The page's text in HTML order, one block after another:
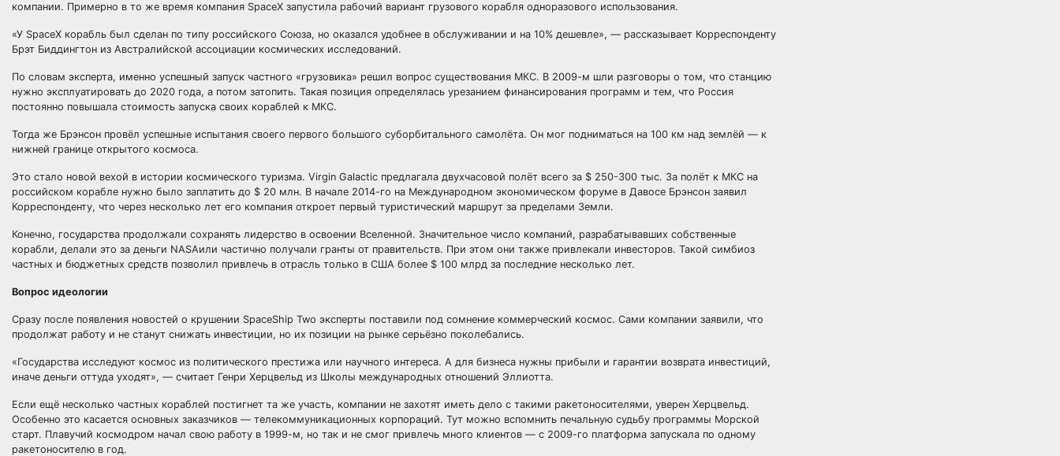
компании. Примерно в то же время компания SpaceX запустила рабочий вариант грузового корабля одноразового использования.
«У SpaceX корабль был сделан по типу российского Союза, но оказался удобнее в обслуживании и на 10% дешевле», — рассказывает Корреспонденту
Брэт Биддингтон из Австралийской ассоциации космических исследований.
По словам эксперта, именно успешный запуск частного «грузовика» решил вопрос существования МКС. В 2009-м шли разговоры о том, что станцию
нужно эксплуатировать до 2020 года, а потом затопить. Такая позиция определялась урезанием финансирования программ и тем, что Россия
постоянно повышала стоимость запуска своих кораблей к МКС.
Тогда же Брэнсон провёл успешные испытания своего первого большого суборбитального самолёта. Он мог подниматься на 100 км над землёй — к
нижней границе открытого космоса.
Это стало новой вехой в истории космического туризма. Virgin Galactic предлагала двухчасовой полёт всего за $ 250-300 тыс. За полёт к МКС на
российском корабле нужно было заплатить до $ 20 млн. В начале 2014-го на Международном экономическом форуме в Давосе Брэнсон заявил
Корреспонденту, что через несколько лет его компания откроет первый туристический маршрут за пределами Земли.
Конечно, государства продолжали сохранять лидерство в освоении Вселенной. Значительное число компаний, разрабатывавших собственные
корабли, делали это за деньги NASAили частично получали гранты от правительств. При этом они также привлекали инвесторов. Такой симбиоз
частных и бюджетных средств позволил привлечь в отрасль только в США более $ 100 млрд за последние несколько лет.
Вопрос идеологии
Сразу после появления новостей о крушении SpaceShip Two эксперты поставили под сомнение коммерческий космос. Сами компании заявили, что
продолжат работу и не станут снижать инвестиции, но их позиции на рынке серьёзно поколебались.
«Государства исследуют космос из политического престижа или научного интереса. А для бизнеса нужны прибыли и гарантии возврата инвестиций,
иначе деньги оттуда уходят», — считает Генри Херцвельд из Школы международных отношений Эллиотта.
Если ещё несколько частных кораблей постигнет та же участь, компании не захотят иметь дело с такими ракетоносителями, уверен Херцвельд.
Особенно это касается основных заказчиков — телекоммуникационных корпораций. Тут можно вспомнить печальную судьбу программы Морской
старт. Плавучий космодром начал свою работу в 1999-м, но так и не смог привлечь много клиентов — с 2009-го платформа запускала по одному
ракетоносителю в год.